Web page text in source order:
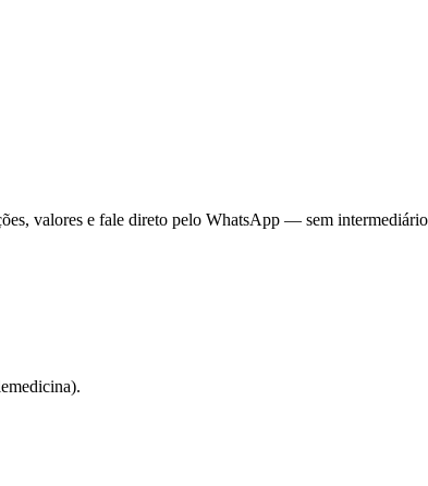
valores e fale direto pelo WhatsApp — sem